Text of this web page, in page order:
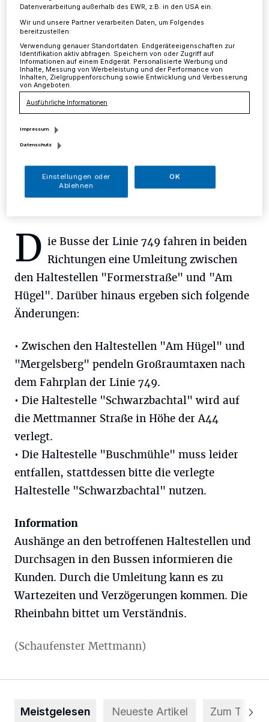
Umleitung
Kreis·Wegen Bauarbeiten wird die Mettmanner Straße
in Ratingen zwischen den Autobahnen A44 und A3
gesperrt — ab Montag, 11. Januar, 7 Uhr, für etwa vier
Wochen.
06.01.2016 , 10:32 Uhr
D ie Busse der Linie 749 fahren in beiden
Richtungen eine Umleitung zwischen
den Haltestellen "Formerstraße" und "Am
Hügel". Darüber hinaus ergeben sich folgende
Änderungen:
• Zwischen den Haltestellen "Am Hügel" und
"Mergelsberg" pendeln Großraumtaxen nach
dem Fahrplan der Linie 749.
• Die Haltestelle "Schwarzbachtal" wird auf
die Mettmanner Straße in Höhe der A44
verlegt.
• Die Haltestelle "Buschmühle" muss leider
entfallen, stattdessen bitte die verlegte
Haltestelle "Schwarzbachtal" nutzen.
Information
Aushänge an den betroffenen Haltestellen und
Durchsagen in den Bussen informieren die
Kunden. Durch die Umleitung kann es zu
Wartezeiten und Verzögerungen kommen. Die
Rheinbahn bittet um Verständnis.
(Schaufenster Mettmann)
Meistgelesen Neueste Artikel Zum Thema
Datenverarbeitung außerhalb des EWR, z.B. in den USA ein.
Wir und unsere Partner verarbeiten Daten, um Folgendes
bereitzustellen:
Verwendung genauer Standortdaten. Endgeräteeigenschaften zur
Identifikation aktiv abfragen. Speichern von oder Zugriff auf
Informationen auf einem Endgerät. Personalisierte Werbung und
Inhalte, Messung von Werbeleistung und der Performance von
Inhalten, Zielgruppenforschung sowie Entwicklung und Verbesserung
von Angeboten.
Ausführliche Informationen
Impressum
Datenschutz
Einstellungen oder
Ablehnen
OK